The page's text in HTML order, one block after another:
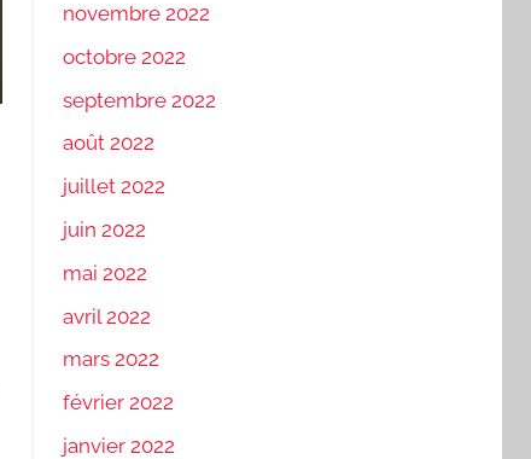
novembre 2022
octobre 2022
septembre 2022
août 2022
juillet 2022
juin 2022
mai 2022
avril 2022
mars 2022
février 2022
janvier 2022